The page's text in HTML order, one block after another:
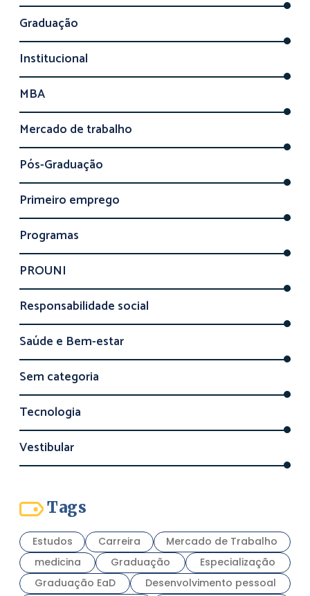
Graduação
Institucional
MBA
Mercado de trabalho
Pós-Graduação
Primeiro emprego
Programas
PROUNI
Responsabilidade social
Saúde e Bem-estar
Sem categoria
Tecnologia
Vestibular
Tags
Estudos Carreira
Mercado de Trabalho
medicina
Graduação
Especialização
Graduação EaD
Desenvolvimento pessoal